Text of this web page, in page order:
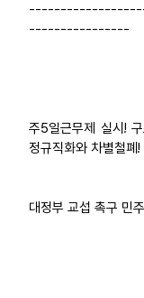
----------------
주5일근무제 실시!
정규직화와 차별철폐!
대정부 교섭 촉구 민